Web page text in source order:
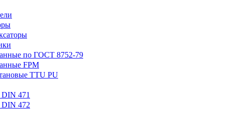
по ГОСТ 8752-79
FPM
TTU PU
471
DIN 472